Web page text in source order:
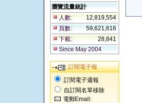
瀏覽流量統計
人數:
12,819,554
頁數:
59,621,616
下載:
28,841
Since May 2004
訂閱電子報
訂閱電子週報
自訂閱名單移除
電郵Email: